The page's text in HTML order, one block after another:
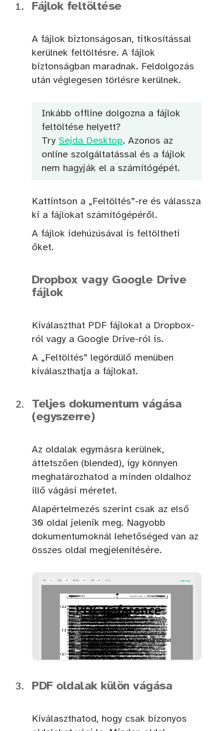
Fájlok feltöltése
A fájlok biztonságosan, titkosítással
kerülnek feltöltésre. A fájlok
biztonságban maradnak. Feldolgozás
után véglegesen törlésre kerülnek.
Inkább offline dolgozna a fájlok
feltöltése helyett?
Try Sejda Desktop. Azonos az
online szolgáltatással és a fájlok
nem hagyják el a számítógépét.
Kattintson a „Feltöltés”-re és válassza
ki a fájlokat számítógépéről.
A fájlok idehúzúsával is feltöltheti
őket.
Dropbox vagy Google Drive
fájlok
Kiválaszthat PDF fájlokat a Dropbox-
ról vagy a Google Drive-ról is.
A „Feltöltés” legördülő menüben
kiválaszthatja a fájlokat.
Teljes dokumentum vágása
(egyszerre)
Az oldalak egymásra kerülnek,
áttetszően (blended), így könnyen
meghatározhatod a minden oldalhoz
illő vágási méretet.
Alapértelmezés szerint csak az első
30 oldal jelenik meg. Nagyobb
dokumentumoknál lehetőséged van az
összes oldal megjelenítésére.
PDF oldalak külön vágása
Kiválaszthatod, hogy csak bizonyos